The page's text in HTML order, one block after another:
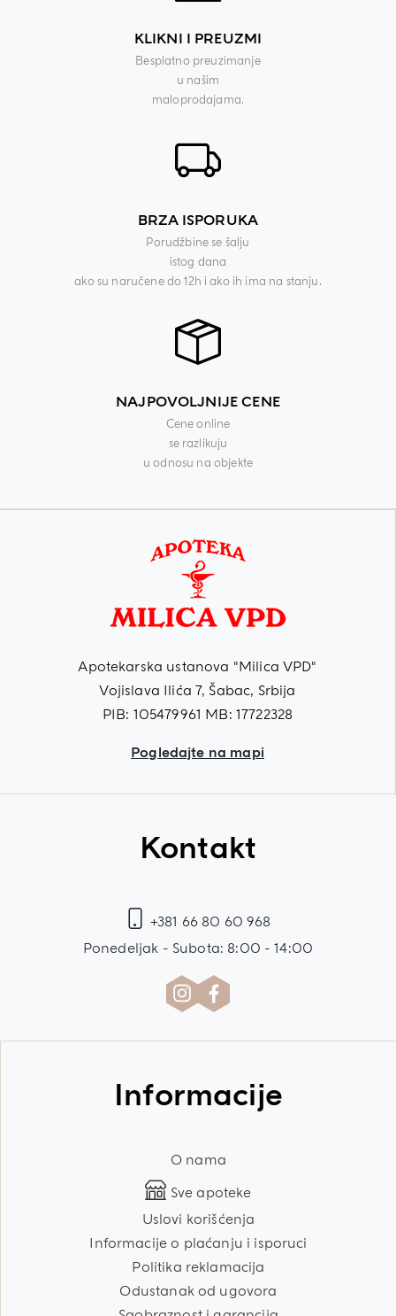
KLIKNI I PREUZMI
Besplatno preuzimanje
u našim
maloprodajama.
BRZA ISPORUKA
Porudžbine se šalju
istog dana
ako su naručene do 12h i ako ih ima na stanju.
NAJPOVOLJNIJE CENE
Cene online
se razlikuju
u odnosu na objekte
Apotekarska ustanova "Milica VPD"
Vojislava Ilića 7, Šabac, Srbija
PIB: 105479961 MB: 17722328
Pogledajte na mapi
Kontakt
+381 66 80 60 968
Ponedeljak - Subota: 8:00 - 14:00
Informacije
O nama
Sve apoteke
Uslovi korišćenja
Informacije o plaćanju i isporuci
Politika reklamacija
Odustanak od ugovora